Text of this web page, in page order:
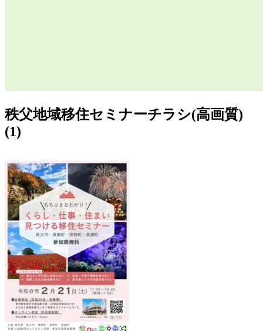
秩父地域移住セミナーチラシ(高画質)
(1)